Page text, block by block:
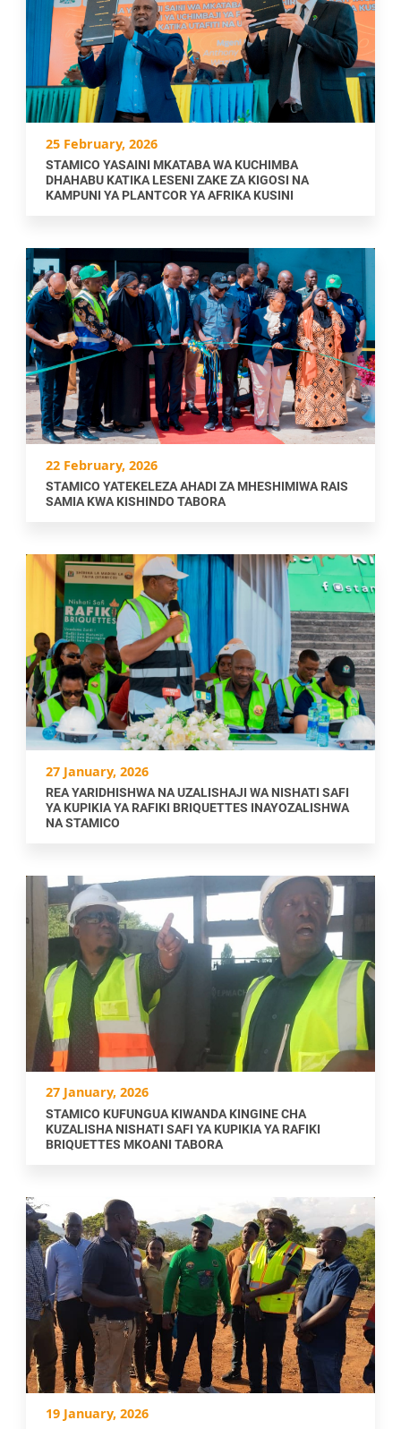
25 February, 2026
STAMICO YASAINI MKATABA WA KUCHIMBA
DHAHABU KATIKA LESENI ZAKE ZA KIGOSI NA
KAMPUNI YA PLANTCOR YA AFRIKA KUSINI
22 February, 2026
STAMICO YATEKELEZA AHADI ZA MHESHIMIWA RAIS
SAMIA KWA KISHINDO TABORA
27 January, 2026
REA YARIDHISHWA NA UZALISHAJI WA NISHATI SAFI
YA KUPIKIA YA RAFIKI BRIQUETTES INAYOZALISHWA
NA STAMICO
27 January, 2026
STAMICO KUFUNGUA KIWANDA KINGINE CHA
KUZALISHA NISHATI SAFI YA KUPIKIA YA RAFIKI
BRIQUETTES MKOANI TABORA
19 January, 2026